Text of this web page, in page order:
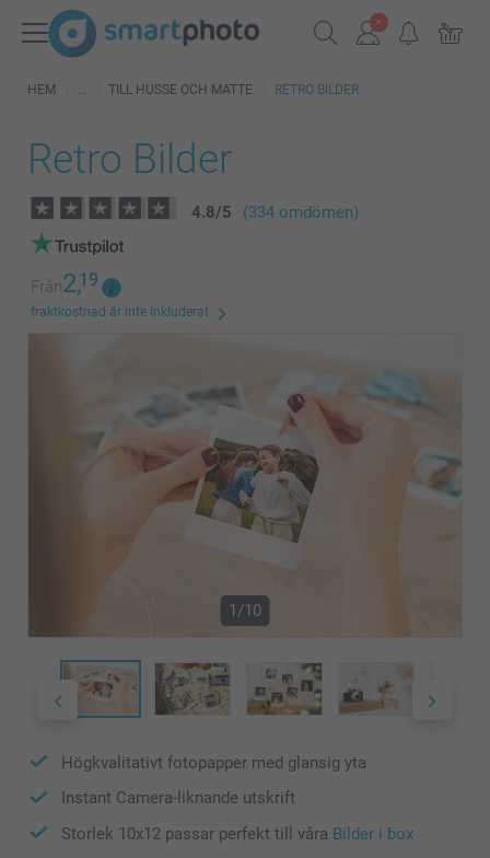
HEM TILL HUSSE OCH MATTE RETRO BILDER
Retro Bilder
4.8/5 (334 omdömen)
Från2,19
fraktkostnad är inte inkluderat
1/10
Högkvalitativt fotopapper med glansig yta
Instant Camera-liknande utskrift
Storlek 10x12 passar perfekt till våra Bilder i box